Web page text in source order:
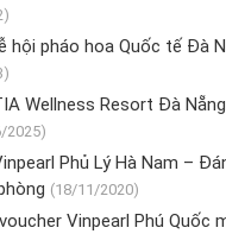
hội pháo hoa Quốc tế Đà
Wellness Resort Đà Nẵng
2025)
Phủ Lý Hà Nam –
(18/11/2020)
Vinpearl Phú Quốc